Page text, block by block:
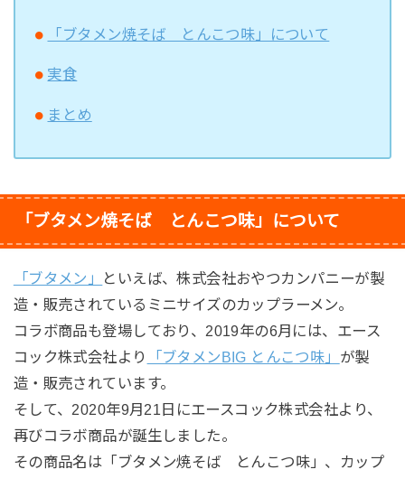
「ブタメン焼そば とんこつ味」について
実食
まとめ
「ブタメン焼そば とんこつ味」について
「ブタメン」
といえば、株式会社おやつカンパニーが製
造・販売されているミニサイズのカップラーメン。
コラボ商品も登場しており、2019年の6月には、エース
コック株式会社より
「ブタメンBIG とんこつ味」 が製
造・販売されています。
そして、2020年9月21日にエースコック株式会社より、
再びコラボ商品が誕生しました。
その商品名は「ブタメン焼そば とんこつ味」、カップ